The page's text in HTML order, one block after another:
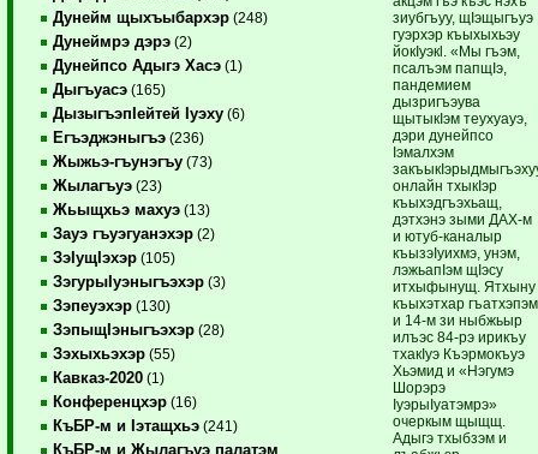
Дунейм щыхъыбархэр (248)
Дунеймрэ дэрэ (2)
Дунейпсо Адыгэ Хасэ (1)
Дыгъуасэ (165)
ДызыгъэпIейтей Iуэху (6)
Егъэджэныгъэ (236)
Жыжьэ-гъунэгъу (73)
Жылагъуэ (23)
Жьыщхьэ махуэ (13)
Зауэ гъуэгуанэхэр (2)
ЗэIущIэхэр (105)
ЗэгурыIуэныгъэхэр (3)
Зэпеуэхэр (130)
ЗэпыщIэныгъэхэр (28)
Зэхыхьэхэр (55)
Кавказ-2020 (1)
Конференцхэр (16)
КъБР-м и Iэтащхьэ (241)
КъБР-м и Жылагъуэ палатэм
зиубгъуу, щIэщыгъуэ
гуэрхэр къыхыхьэу
йокIуэкl. «Мы гъэм,
псалъэм папщIэ,
пандемием
дызригъэува
щытыкIэм теухуауэ,
дэри дунейпсо
Iэмалхэм
онлайн тхыкIэр
къыхэдгъэхьащ,
дэтхэнэ зыми ДАХ-м
и ютуб-каналыр
къызэIуихмэ, унэм,
лэжьапIэм щIэсу
итхыфынущ. Ятхыну
къыхэтхар гъатхэпэм
и 14-м зи ныбжьыр
илъэс 84-рэ ирикъу
тхакIуэ Къэрмокъуэ
Хьэмид и «Нэгумэ
Шорэрэ
IуэрыIуатэмрэ»
очеркым щыщщ.
Адыгэ тхыбзэм и